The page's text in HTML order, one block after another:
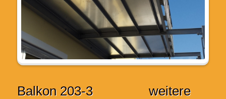
Balkon 203-3
weitere